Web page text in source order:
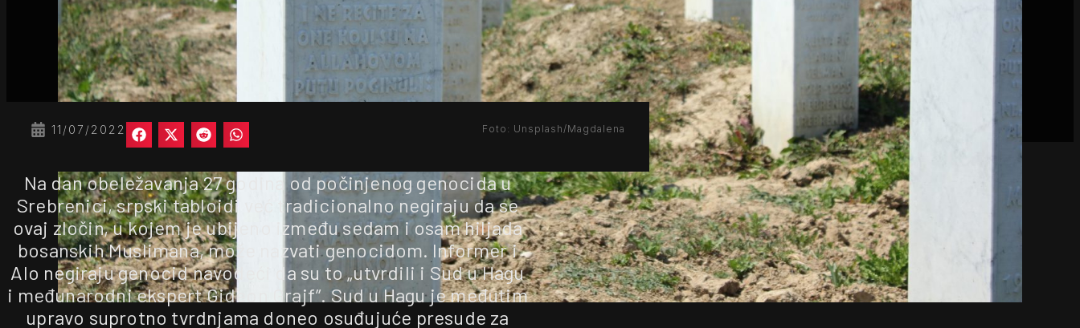
11/07/2022 Foto: Unsplash/Magdalena
Na dan obeležavanja 27 godina od počinjenog genocida u
Srebrenici, srpski tabloidi već tradicionalno negiraju da se
ovaj zločin, u kojem je ubijeno između sedam i osam hiljada
bosanskih Muslimana, može nazvati genocidom. Informer i
Alo negiraju genocid navodeći da su to „utvrdili i Sud u Hagu
i međunarodni ekspert Gideon Grajf”. Sud u Hagu je međutim
upravo suprotno tvrdnjama doneo osuđujuće presude za